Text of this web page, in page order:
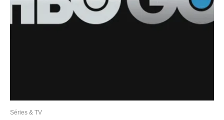
Séries & TV